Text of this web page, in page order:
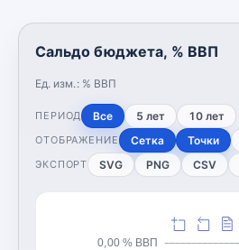
Сальдо бюджета, % ВВП
Ед. изм.: % ВВП
ПЕРИОД Все 5 лет 10 лет
ОТОБРАЖЕНИЕ Сетка Точки
ЭКСПОРТ SVG PNG CSV
0,00 % ВВП